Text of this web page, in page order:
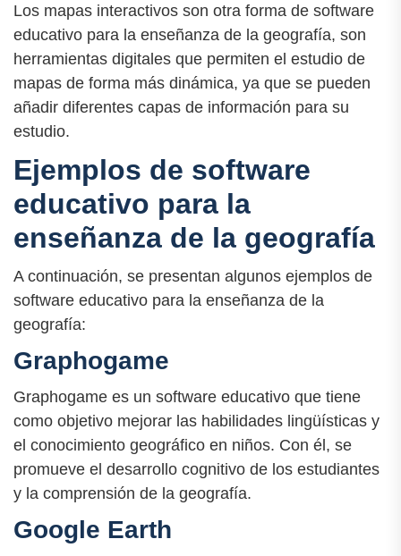
Los mapas interactivos son otra forma de software
educativo para la enseñanza de la geografía, son
herramientas digitales que permiten el estudio de
mapas de forma más dinámica, ya que se pueden
añadir diferentes capas de información para su
estudio.
Ejemplos de software
educativo para la
enseñanza de la geografía
A continuación, se presentan algunos ejemplos de
software educativo para la enseñanza de la
geografía:
Graphogame
Graphogame es un software educativo que tiene
como objetivo mejorar las habilidades lingüísticas y
el conocimiento geográfico en niños. Con él, se
promueve el desarrollo cognitivo de los estudiantes
y la comprensión de la geografía.
Google Earth